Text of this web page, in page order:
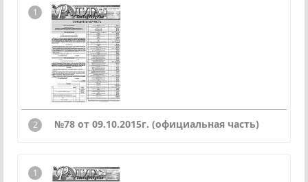
№78 от 09.10.2015г. (официальная часть)